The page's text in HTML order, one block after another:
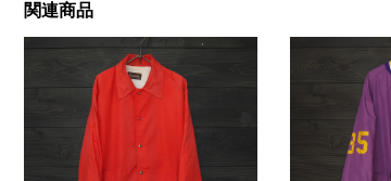
関連商品